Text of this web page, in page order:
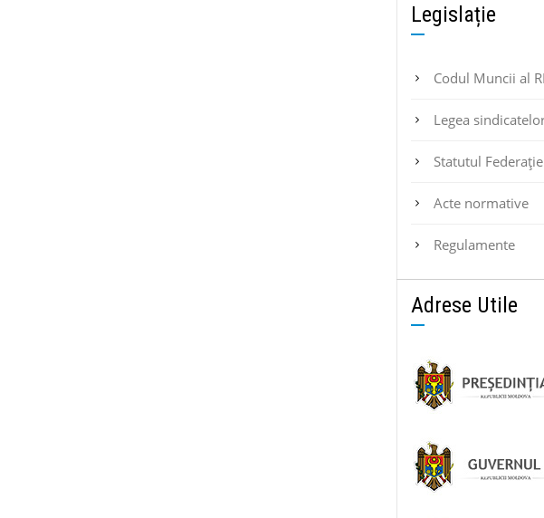
Legislație
Codul Muncii al
Legea
Statutul
Acte normative
Regulamente
Adrese Utile